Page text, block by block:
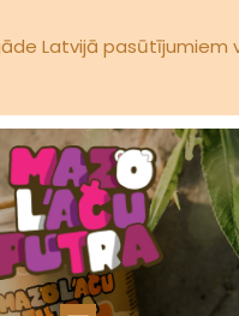
Latvijā pasūtījumiem